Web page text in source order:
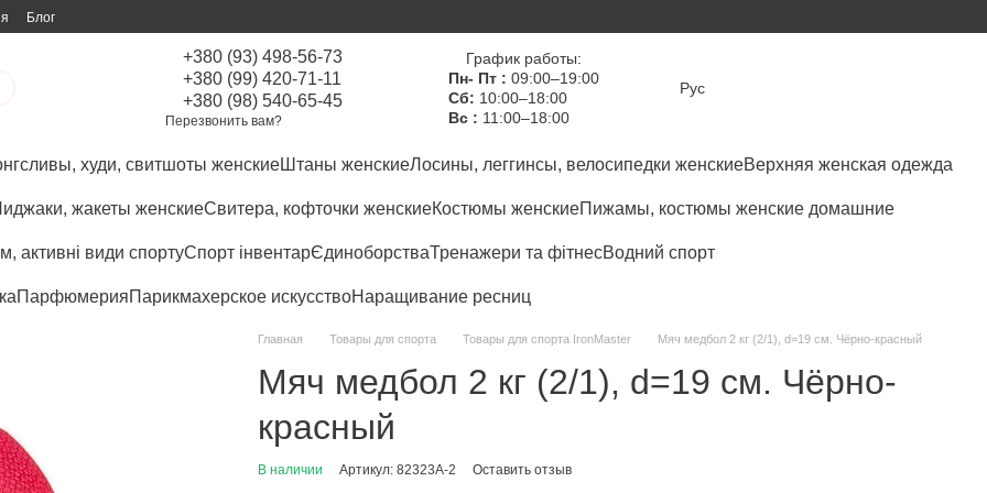
Блог
+380 (93) 498-56-73
+380 (99) 420-71-11
+380 (98) 540-65-45
Перезвонить вам?
График работы:
Пн- Пт : 09:00–19:00
Сб: 10:00–18:00
Вс : 11:00–18:00
Рус
худи, свитшоты женскиеШтаны женскиеЛосины, леггинсы, велосипедки женскиеВерхняя женская одежда
жакеты женскиеСвитера, кофточки женскиеКостюмы женскиеПижамы, костюмы женские домашние
активні види спортуСпорт інвентарЄдиноборстваТренажери та фітнесВодний спорт
ПарфюмерияПарикмахерское искусствоНаращивание ресниц
Главная Товары для спорта Товары для спорта IronMaster Мяч медбол 2 кг (2/1), d=19 см. Чёрно-красный
Мяч медбол 2 кг (2/1), d=19 см. Чёрно-
красный
В наличии Артикул: 82323A-2 Оставить отзыв